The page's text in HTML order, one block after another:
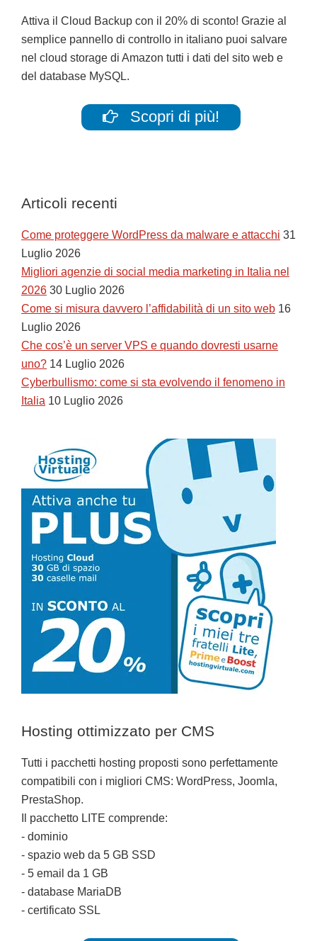
Attiva il Cloud Backup con il 20% di sconto! Grazie al
semplice pannello di controllo in italiano puoi salvare
nel cloud storage di Amazon tutti i dati del sito web e
del database MySQL.
Scopri di più!
Articoli recenti
Come proteggere WordPress da malware e attacchi 31
Luglio 2026
Migliori agenzie di social media marketing in Italia nel
2026 30 Luglio 2026
Come si misura davvero l’affidabilità di un sito web 16
Luglio 2026
Che cos’è un server VPS e quando dovresti usarne
uno? 14 Luglio 2026
Cyberbullismo: come si sta evolvendo il fenomeno in
Italia 10 Luglio 2026
Hosting ottimizzato per CMS
Tutti i pacchetti hosting proposti sono perfettamente
compatibili con i migliori CMS: WordPress, Joomla,
PrestaShop.
Il pacchetto LITE comprende:
- dominio
- spazio web da 5 GB SSD
- 5 email da 1 GB
- database MariaDB
- certificato SSL